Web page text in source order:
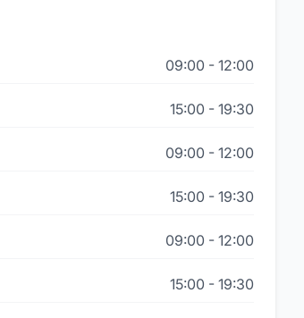
09:00 - 12:00
15:00 - 19:30
09:00 - 12:00
15:00 - 19:30
09:00 - 12:00
15:00 - 19:30